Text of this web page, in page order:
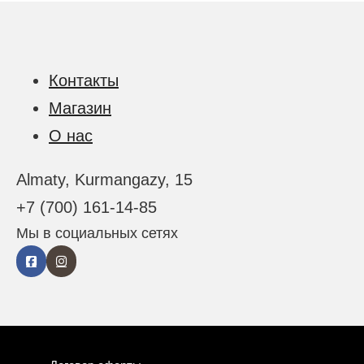
Контакты
Магазин
О нас
Almaty, Kurmangazy, 15
+7 (700) 161-14-85
Мы в социальных сетях